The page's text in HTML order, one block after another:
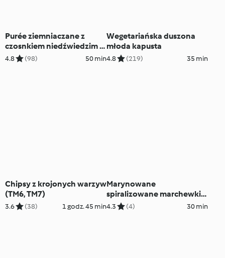
Purée ziemniaczane z
czosnkiem niedźwiedzim i
masłem musztardowym
4.8 (98) 50 min
Wegetariańska duszona
młoda kapusta
4.8 (219) 35 min
Chipsy z krojonych warzyw
(TM6, TM7)
3.6 (38) 1 godz. 45 min
Marynowane
spiralizowane marchewki
(TM5)
4.3 (4) 30 min